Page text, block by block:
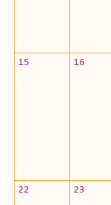
15 16
22 23